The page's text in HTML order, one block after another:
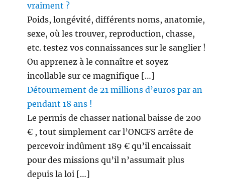
vraiment ?
Poids, longévité, différents noms, anatomie,
sexe, où les trouver, reproduction, chasse,
etc. testez vos connaissances sur le sanglier !
Ou apprenez à le connaître et soyez
incollable sur ce magnifique […]
Détournement de 21 millions d’euros par an
pendant 18 ans !
Le permis de chasser national baisse de 200
€ , tout simplement car l’ONCFS arrête de
percevoir indûment 189 € qu’il encaissait
pour des missions qu’il n’assumait plus
depuis la loi […]